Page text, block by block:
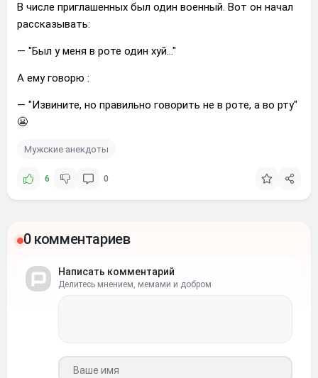
В числе приглашенных был один военный. Вот он начал
рассказывать:
— "Был у меня в роте один хуй…"
А ему говорю :
— "Извините, но правильно говорить не в роте, а во рту"
😬
Мужские анекдоты
6 0
0 комментариев
Написать комментарий
Делитесь мнением, мемами и добром
Ваше имя